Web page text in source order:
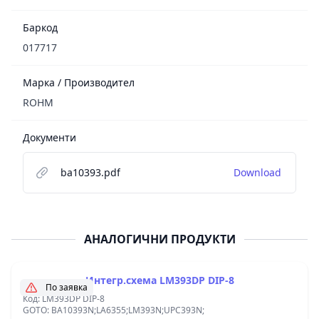
Баркод
017717
Марка / Производител
ROHM
Документи
ba10393.pdf Download
АНАЛОГИЧНИ ПРОДУКТИ
По заявка
Интегр.схема LM393DP DIP-8
Код: LM393DP DIP-8
GOTO: BA10393N;LA6355;LM393N;UPC393N;